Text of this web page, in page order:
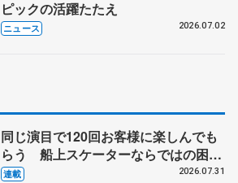
ピックの活躍たたえ
ニュース 2026.07.02
同じ演目で120回お客様に楽しんでも
らう 船上スケーターならではの困難
とは 影響あったPIW前キャプテン松
連載 2026.07.31